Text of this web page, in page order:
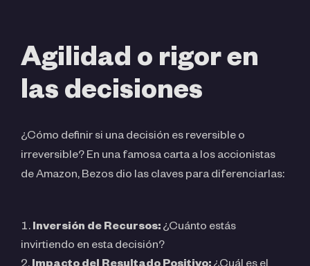
Agilidad o rigor en
las decisiones
¿Cómo definir si una decisión es reversible o
irreversible? En una famosa carta a los accionistas
de Amazon, Bezos dio las claves para diferenciarlas:
Inversión de Recursos: ¿Cuánto estás
invirtiendo en esta decisión?